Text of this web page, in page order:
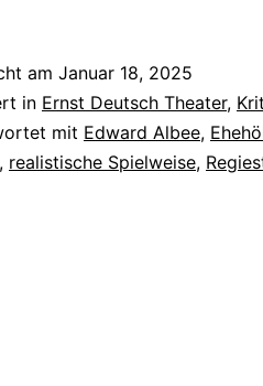
vor
Virginia
Woolf?
am Januar 18, 2025
in Ernst Deutsch Theater,
mit Edward Albee,
, realistische Spielweise,